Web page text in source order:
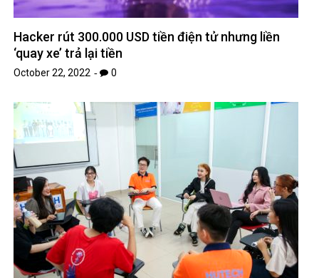
Hacker rút 300.000 USD tiền điện tử nhưng liền
‘quay xe’ trả lại tiền
October 22, 2022 0